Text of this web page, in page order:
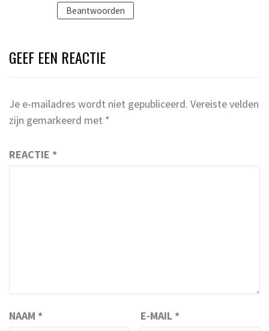
Beantwoorden
GEEF EEN REACTIE
Je e-mailadres wordt niet gepubliceerd. Vereiste velden
zijn gemarkeerd met *
REACTIE *
NAAM * E-MAIL *